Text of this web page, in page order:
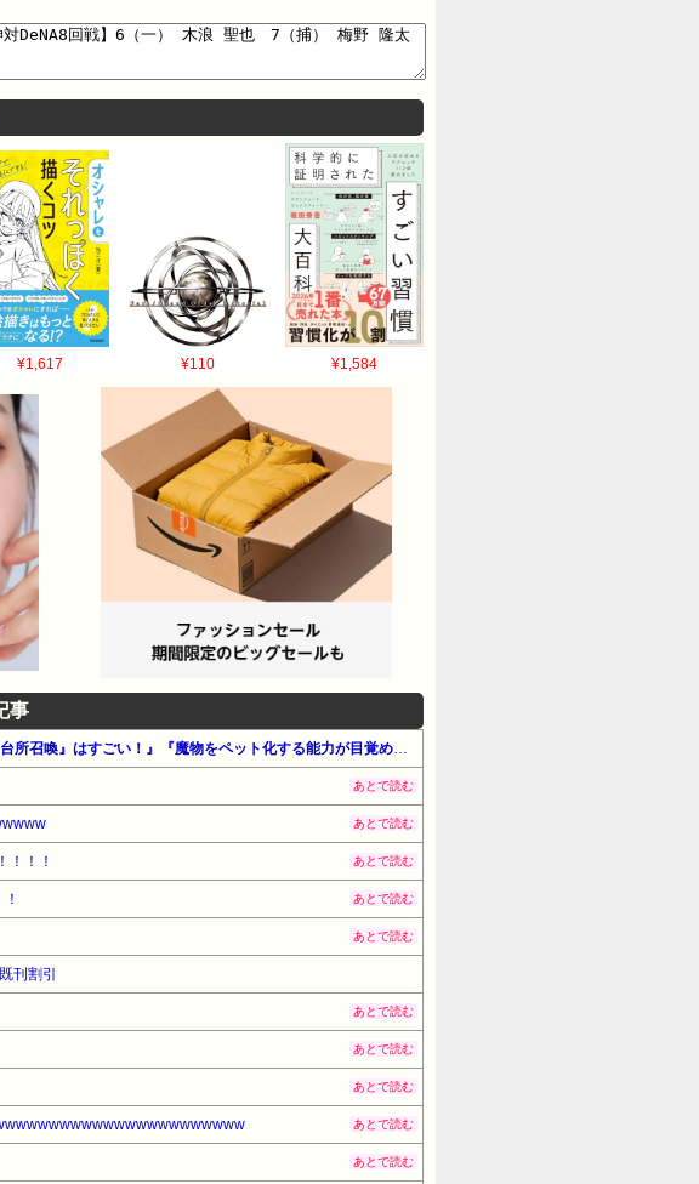
¥1,617 ¥110 ¥1,584
事
【最大65%OFF】Amazon公式 Kindle本 サマーセール第2弾（#マンガ・少女）『スキル『台所召喚』はすごい！』『魔物をペット化する能力が目覚めました』『追放された元令嬢、森で拾った皇子に溺愛され聖女に目覚める』他
あとで読む
あとで読む
！！！ あとで読む
あとで読む
あとで読む
刊割引
あとで読む
あとで読む
あとで読む
あとで読む
あとで読む